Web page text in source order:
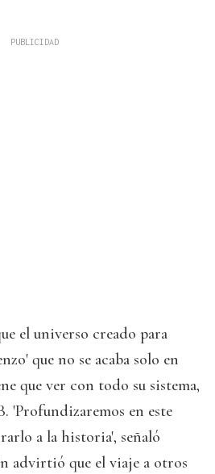
el universo creado para
que no se acaba solo en
que ver con todo su sistema,
'Profundizaremos en este
a la historia', señaló
advirtió que el viaje a otros